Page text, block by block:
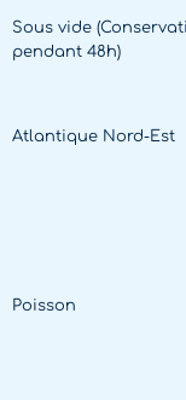
Sous vide
pendant 48h)
Atlantique Nord-Est
Poisson